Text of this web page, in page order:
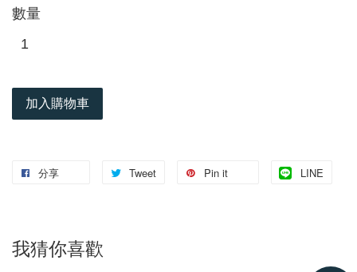
數量
加入購物車
分享 Tweet Pin it LINE
我猜你喜歡